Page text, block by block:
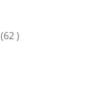
(62 )